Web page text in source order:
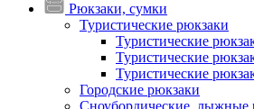
Рюкзаки, сумки
Туристические рюкзаки
Туристические
Туристические
Туристические
Городские рюкзаки